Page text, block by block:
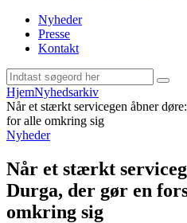
Nyheder
Presse
Kontakt
HjemNyhedsarkiv
Når et stærkt servicegen åbner
for alle omkring sig
Nyheder
Når et stærkt
Durga, der gør en
omkring sig